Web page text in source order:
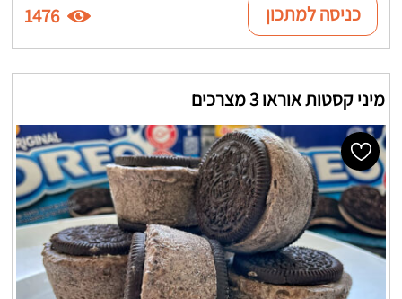
כניסה למתכון 1476
מיני קסטות אוראו 3 מצרכים